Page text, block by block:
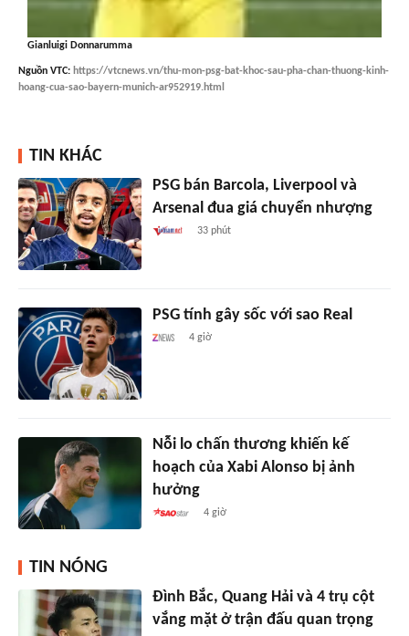
Gianluigi Donnarumma
Nguồn VTC: https://vtcnews.vn/thu-mon-psg-bat-khoc-sau-pha-chan-thuong-kinh-
hoang-cua-sao-bayern-munich-ar952919.html
TIN KHÁC
PSG bán Barcola, Liverpool và
Arsenal đua giá chuyển nhượng
33 phút
PSG tính gây sốc với sao Real
4 giờ
Nỗi lo chấn thương khiến kế
hoạch của Xabi Alonso bị ảnh
hưởng
4 giờ
TIN NÓNG
Đình Bắc, Quang Hải và 4 trụ cột
vắng mặt ở trận đấu quan trọng